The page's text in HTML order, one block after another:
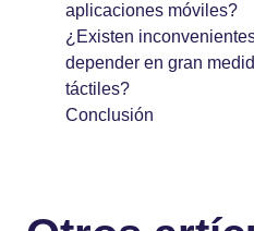
aplicaciones móviles?
¿Existen
depender en gran
táctiles?
Conclusión